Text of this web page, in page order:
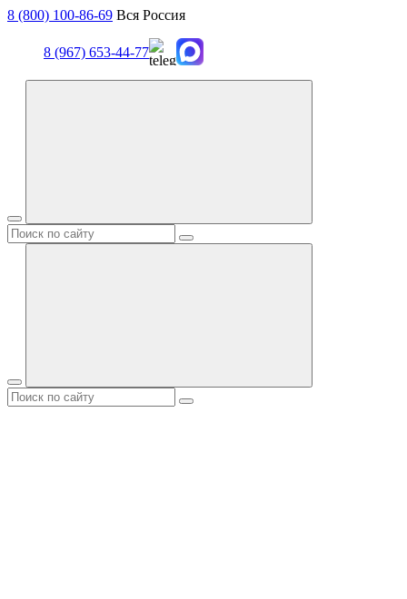
8 (800) 100-86-69 Вся Россия
8 (967) 653-44-77